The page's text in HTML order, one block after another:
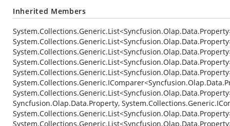
Inherited Members
Syncfusion.Olap.Data.Property,